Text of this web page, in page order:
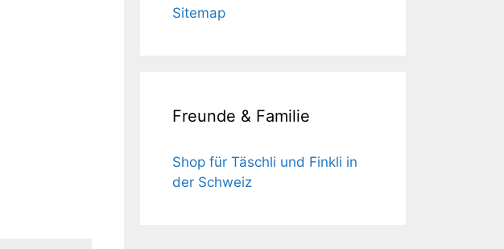
Sitemap
Freunde & Familie
Shop für Täschli und Finkli in
der Schweiz